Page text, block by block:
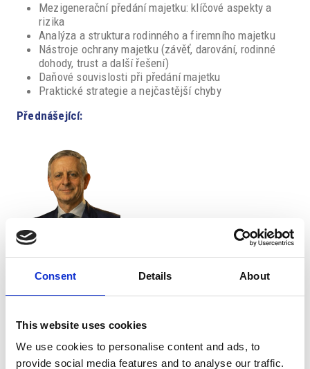
Consent Details About
This website uses cookies
We use cookies to personalise content and ads, to
provide social media features and to analyse our traffic.
Mezigenerační předání majetku: klíčové aspekty a
rizika
Analýza a struktura rodinného a firemního majetku
Nástroje ochrany majetku (závěť, darování, rodinné
dohody, trust a další řešení)
Daňové souvislosti při předání majetku
Praktické strategie a nejčastější chyby
Přednášející:
LUCA SAVINO,člen CAMIC, partner ve Studio Savino,
působí jako firemní konzultant v České republice již od
poradce v Itálii. Mimo jiné také přednáší na Univerzitě v
Platforma:Online Zoom; link k připojení k webináři bude